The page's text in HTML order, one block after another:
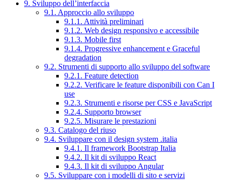
9. Sviluppo dell’interfaccia
9.1. Approccio allo sviluppo
9.1.1. Attività preliminari
9.1.2. Web design responsivo e accessibile
9.1.3. Mobile first
9.1.4. Progressive enhancement e Graceful
degradation
9.2. Strumenti di supporto allo sviluppo del software
9.2.1. Feature detection
9.2.2. Verificare le feature disponibili con Can I
use
9.2.3. Strumenti e risorse per CSS e JavaScript
9.2.4. Supporto browser
9.2.5. Misurare le prestazioni
9.3. Catalogo del riuso
9.4. Sviluppare con il design system .italia
9.4.1. Il framework Bootstrap Italia
9.4.2. Il kit di sviluppo React
9.4.3. Il kit di sviluppo Angular
9.5. Sviluppare con i modelli di sito e servizi